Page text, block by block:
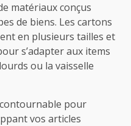
matériaux conçus
de biens. Les cartons
en plusieurs tailles et
s’adapter aux items
ou la vaisselle
pour
vos articles